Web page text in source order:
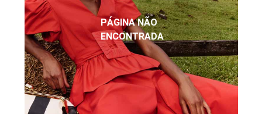
PÁGINA NÃO
ENCONTRADA